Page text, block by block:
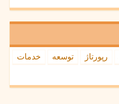
رپورتاژ توسعه
خدمات